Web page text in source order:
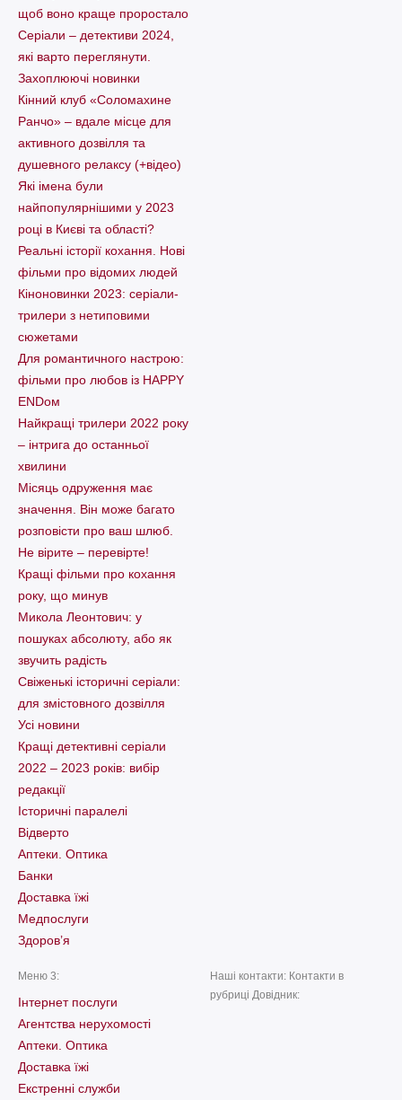
щоб воно краще проростало
Серіали – детективи 2024,
які варто пеpеглянути.
Захоплюючі новинки
Кінний клуб «Соломахине
Ранчо» – вдале місце для
активного дозвілля та
душевного релаксу (+відео)
Які імена були
найпопулярнішими у 2023
році в Києві та області?
Реальні історії кохання. Нові
фільми про відомих людей
Кіноновинки 2023: серіали-
трилери з нетиповими
сюжетами
Для романтичного настрою:
фільми про любов із HAPPY
ENDом
Найкращі трилери 2022 року
– інтрига до останньої
хвилини
Місяць одруження має
значення. Він може багато
розповісти про ваш шлюб.
Не вірите – перевірте!
Кращі фільми про кохання
року, що минув
Микола Леонтович: у
пошуках абсолюту, або як
звучить радість
Свіженькі історичні серіали:
для змістовного дозвілля
Усі новини
Кращі детективні серіали
2022 – 2023 років: вибір
редакції
Історичні паралелі
Відверто
Аптеки. Оптика
Банки
Доставка їжі
Медпослуги
Здоров’я
Меню 3:
Інтернет послуги
Агентства нерухомості
Аптеки. Оптика
Доставка їжі
Екстренні служби
Наші контакти: Контакти в
рубриці Довідник: